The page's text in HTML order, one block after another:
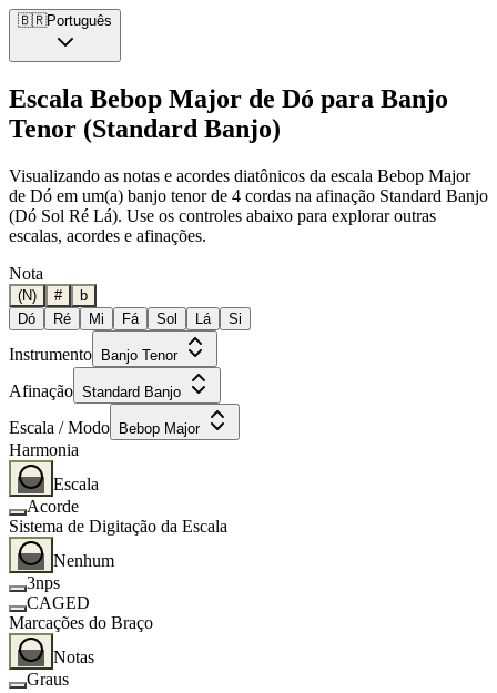
🇧🇷Português
Escala Bebop Major de Dó para Banjo
Tenor (Standard Banjo)
Visualizando as notas e acordes diatônicos da escala Bebop Major
de Dó em um(a) banjo tenor de 4 cordas na afinação Standard Banjo
(Dó Sol Ré Lá). Use os controles abaixo para explorar outras
escalas, acordes e afinações.
Nota
(N) #
b
Dó
Ré Mi Fá Sol Lá Si
Instrumento Banjo Tenor
Afinação Standard Banjo
Escala / Modo Bebop Major
Harmonia
Escala
Acorde
Sistema de Digitação da Escala
Nenhum
3nps
CAGED
Marcações do Braço
Notas
Graus